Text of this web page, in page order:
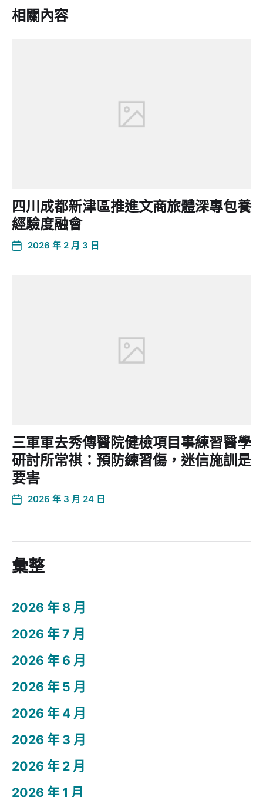
相關內容
四川成都新津區推進文商旅體深專包養
經驗度融會
2026 年 2 月 3 日
三軍軍去秀傳醫院健檢項目事練習醫學
研討所常祺：預防練習傷，迷信施訓是
要害
2026 年 3 月 24 日
彙整
2026 年 8 月
2026 年 7 月
2026 年 6 月
2026 年 5 月
2026 年 4 月
2026 年 3 月
2026 年 2 月
2026 年 1 月